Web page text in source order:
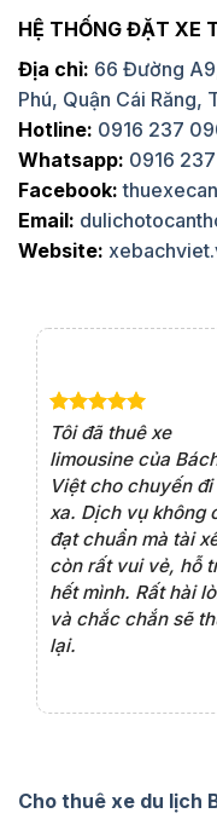
HỆ THỐNG ĐẶT XE
Địa chỉ: 66 Đường
Phú, Quận Cái Răng,
Hotline: 0916 237
Whatsapp: 0916
Facebook:
Email:
Website:
Dịch vụ cho thuê xe
chỗ của Bách Việt
chuyên nghiệp,đặc
biệt tài xế rất nhiệt
tình vui vẻ,sẽ ủng
thường xuyên
Cho thuê xe du lịch